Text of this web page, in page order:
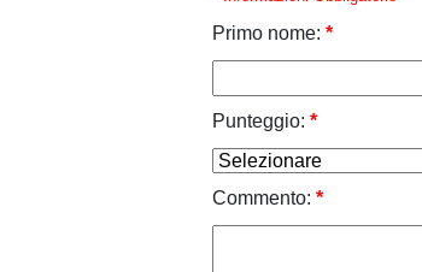
Primo nome: *
Punteggio: *
Commento: *